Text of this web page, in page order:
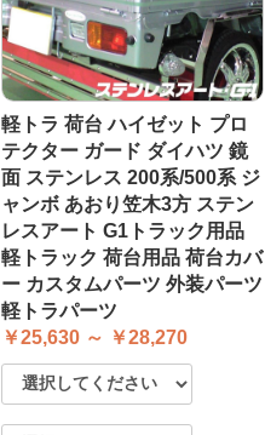
軽トラ 荷台 ハイゼット プロ
テクター ガード ダイハツ 鏡
面 ステンレス 200系/500系 ジ
ャンボ あおり笠木3方 ステン
レスアート G1トラック用品
軽トラック 荷台用品 荷台カバ
ー カスタムパーツ 外装パーツ
軽トラパーツ
￥25,630 ～ ￥28,270